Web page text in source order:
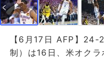
【6月17日 AFP】24-
制）は16日、米オク